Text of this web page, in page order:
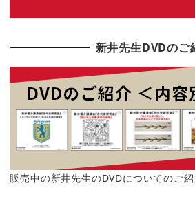
新井先生DVDのご
販売中の新井先生のDVDについてのご紹